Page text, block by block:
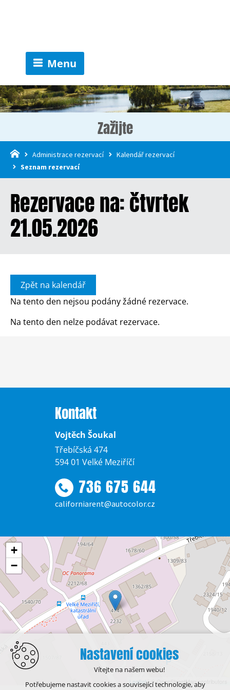
Menu
Zažijte
Administrace rezervací
Kalendář rezervací
Seznam rezervací
Rezervace na: čtvrtek
21.05.2026
Zpět na kalendář
Na tento den nejsou podány žádné rezervace.
Na tento den nelze podávat rezervace.
Kontakt
Vojtěch Šoukal
Třebíčská 474
594 01 Velké Meziříčí
736 675 644
californiarent@autocolor.cz
+
−
Leaflet | © OpenStreetMap contributors
Nastavení cookies
Vítejte na našem webu!
Potřebujeme nastavit cookies a související technologie, aby